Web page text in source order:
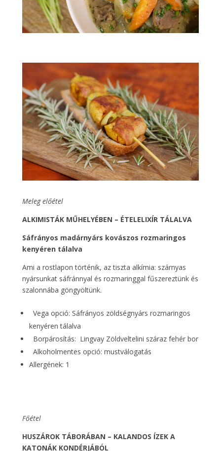
Meleg előétel
ALKIMISTÁK MŰHELYÉBEN – ÉTELELIXÍR TÁLALVA
Sáfrányos madárnyárs kovászos rozmaringos
kenyéren tálalva
Ami a rostlapon történik, az tiszta alkímia: szárnyas
nyársunkat sáfránnyal és rozmaringgal fűszereztünk és
szalonnába göngyöltünk.
Vega opció: Sáfrányos zöldségnyárs rozmaringos
kenyéren tálalva
Borpárosítás: Lingvay Zöldveltelini száraz fehér bor
Alkoholmentes opció: mustválogatás
Allergének: 1
Főétel
HUSZÁROK TÁBORÁBAN – KALANDOS ÍZEK A
KATONÁK KONDÉRJÁBÓL